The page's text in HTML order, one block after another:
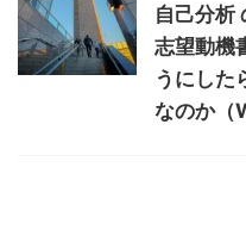
自己分析
志望動機
うにし
なのか（